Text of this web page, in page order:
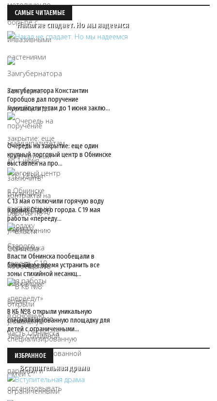
САМЫЕ ЧИТАЕМЫЕ
Накал не спадает. Но мы надеемся
Замгубернатора Константин
Горобцов дал поручение
муниципалитетам до 1 июня заклю…
Очередь на закрытие: еще один
крупный торговый центр в Обнинске
выставлен на про…
С 13 мая отключили горячую воду
в домах Старого города. С 19 мая
работы «перееду…
Власти Обнинска пообещали в
ближайшее время устранить все
зоны стихийной несанкц…
В КБ №8 открыли уникальную
специализированную площадку для
детей с ограниченными…
ИЗБРАННОЕ
Вступительная драма